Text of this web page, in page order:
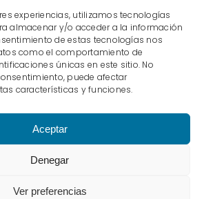
experiencias, utilizamos tecnologías
almacenar y/o acceder a la información
de estas tecnologías nos
como el comportamiento de
únicas en este sitio. No
puede afectar
características y funciones.
Aceptar
Denegar
Ver preferencias
guztiak erreserbatuta ©2023 |
Cioka Creativa